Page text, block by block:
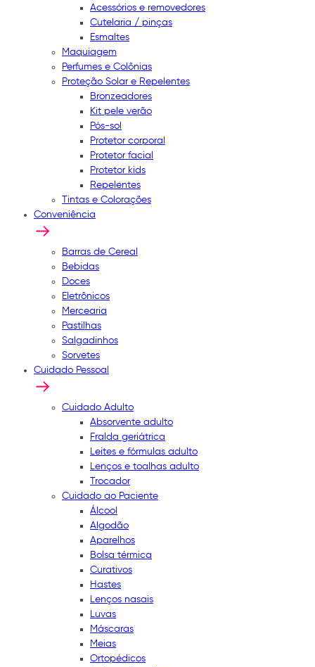
Acessórios e removedores
Cutelaria / pinças
Esmaltes
Maquiagem
Perfumes e Colônias
Proteção Solar e Repelentes
Bronzeadores
Kit pele verão
Pós-sol
Protetor corporal
Protetor facial
Protetor kids
Repelentes
Tintas e Colorações
Conveniência
Barras de Cereal
Bebidas
Doces
Eletrônicos
Mercearia
Pastilhas
Salgadinhos
Sorvetes
Cuidado Pessoal
Cuidado Adulto
Absorvente adulto
Fralda geriátrica
Leites e fórmulas adulto
Lenços e toalhas adulto
Trocador
Cuidado ao Paciente
Álcool
Algodão
Aparelhos
Bolsa térmica
Curativos
Hastes
Lenços nasais
Luvas
Máscaras
Meias
Ortopédicos